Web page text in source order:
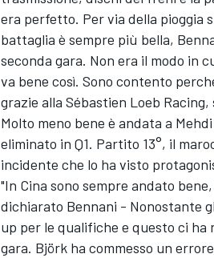
ENDURANCE/GT
era perfetto. Per via della pioggia
battaglia è sempre più bella,
seconda gara. Non era il modo in
va bene così. Sono contento
grazie alla Sébastien Loeb
Molto meno bene è andata a
eliminato in Q1. Partito 13°, il
incidente che lo ha visto
"In Cina sono sempre andato
dichiarato Bennani - Nonostante
up per le qualifiche e questo ci
gara. Björk ha commesso un